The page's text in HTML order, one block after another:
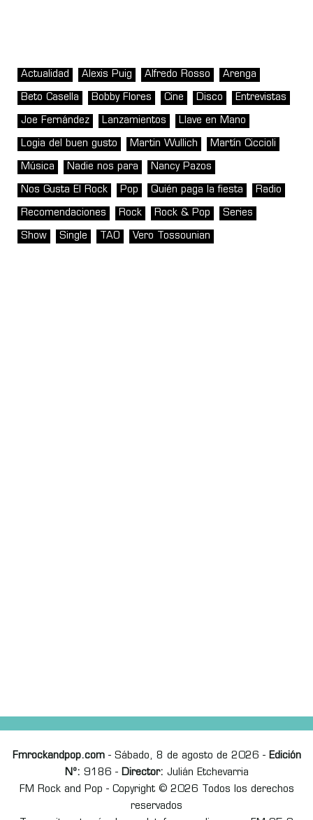
Actualidad Alexis Puig Alfredo Rosso Arenga
Beto Casella Bobby Flores Cine Disco Entrevistas
Joe Fernández Lanzamientos Llave en Mano
Logia del buen gusto Martin Wullich Martín Ciccioli
Música Nadie nos para Nancy Pazos
Nos Gusta El Rock Pop Quién paga la fiesta Radio
Recomendaciones Rock Rock & Pop Series
Show Single TAO Vero Tossounian
Fmrockandpop.com- Sábado, 8 de agosto de 2026 - Edición
Nº: 9186 - Director: Julián Etchevarria
FM Rock and Pop - Copyright © 2026 Todos los derechos
reservados